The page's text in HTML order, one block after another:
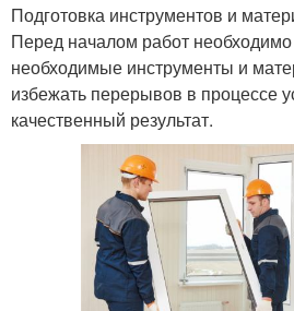
Подготовка инструментов и
Перед началом работ необходимо
необходимые инструменты и
избежать перерывов в процессе
качественный результат.